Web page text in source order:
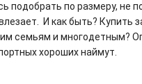
подобрать по размеру, не
И как быть? Купить
семьям и многодетным?
хороших наймут.